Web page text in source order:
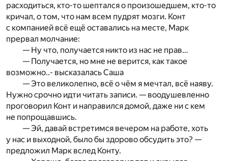
расходиться, кто-то шептался о произошедшем, кто-то
кричал, о том, что нам всем пудрят мозги. Конт
с компанией всё ещё оставались на месте, Марк
прервал молчание:
— Ну что, получается никто из нас не прав…
— Получается, но мне не верится, как такое
возможно..- высказалась Саша
— Это великолепно, всё о чём я мечтал, всё наяву.
Нужно срочно идти читать записи. — воодушевленно
проговорил Конт и направился домой, даже ни с кем
не попрощавшись.
— Эй, давай встретимся вечером на работе, хоть
у нас и выходной, было бы здорово обсудить это? —
предложил Марк вслед Конту.